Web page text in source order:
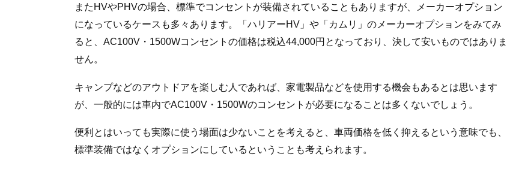
またHVやPHVの場合、標準でコンセントが装備されていることもありますが、メーカーオプション
になっているケースも多々あります。「ハリアーHV」や「カムリ」のメーカーオプションをみてみ
ると、AC100V・1500Wコンセントの価格は税込44,000円となっており、決して安いものではありま
せん。
キャンプなどのアウトドアを楽しむ人であれば、家電製品などを使用する機会もあるとは思います
が、一般的には車内でAC100V・1500Wのコンセントが必要になることは多くないでしょう。
便利とはいっても実際に使う場面は少ないことを考えると、車両価格を低く抑えるという意味でも、
標準装備ではなくオプションにしているということも考えられます。